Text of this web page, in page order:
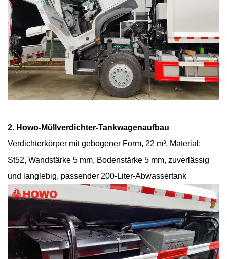
2. Howo-Müllverdichter-Tankwagenaufbau
Verdichterkörper mit gebogener Form, 22 m³, Material:
St52, Wandstärke 5 mm, Bodenstärke 5 mm, zuverlässig
und langlebig, passender 200-Liter-Abwassertank